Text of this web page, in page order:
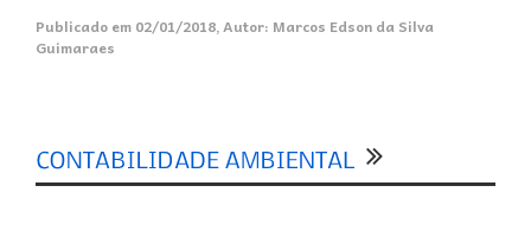
Publicado em 02/01/2018,Autor: Marcos Edson da Silva
Guimaraes
0